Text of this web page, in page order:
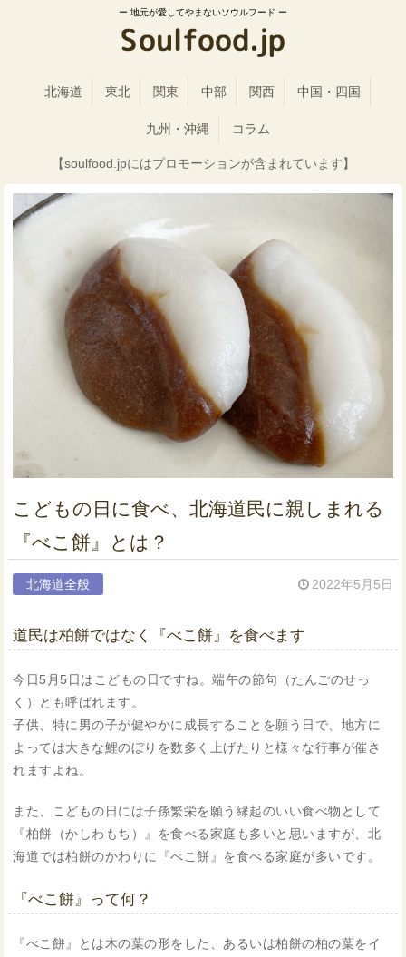
地元が愛してやまないソウルフード
北海道 東北 関東 中部 関西 中国・四国
九州・沖縄 コラム
【soulfood.jpにはプロモーションが含まれています】
こどもの日に食べ、北海道民に親しまれる
『べこ餅』とは？
北海道全般 2022年5月5日
道民は柏餅ではなく『べこ餅』を食べます
今日5月5日はこどもの日ですね。端午の節句（たんごのせっ
く）とも呼ばれます。
子供、特に男の子が健やかに成長することを願う日で、地方に
よっては大きな鯉のぼりを数多く上げたりと様々な行事が催さ
れますよね。
また、こどもの日には子孫繁栄を願う縁起のいい食べ物として
『柏餅（かしわもち）』を食べる家庭も多いと思いますが、北
海道では柏餅のかわりに『べこ餅』を食べる家庭が多いです。
『べこ餅』って何？
『べこ餅』とは木の葉の形をした、あるいは柏餅の柏の葉をイ